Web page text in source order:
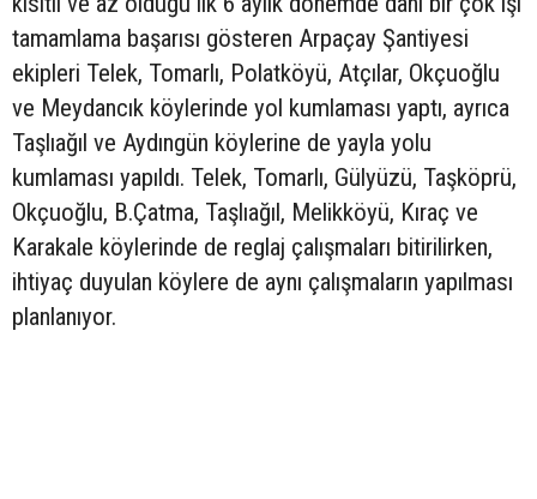
tamamlama başarısı gösteren Arpaçay Şantiyesi
ekipleri Telek, Tomarlı, Polatköyü, Atçılar, Okçuoğlu
ve Meydancık köylerinde yol kumlaması yaptı, ayrıca
Taşlıağıl ve Aydıngün köylerine de yayla yolu
kumlaması yapıldı. Telek, Tomarlı, Gülyüzü, Taşköprü,
Okçuoğlu, B.Çatma, Taşlıağıl, Melikköyü, Kıraç ve
Karakale köylerinde de reglaj çalışmaları bitirilirken,
ihtiyaç duyulan köylere de aynı çalışmaların yapılması
planlanıyor.